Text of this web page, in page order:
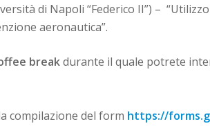
di Napoli “Federico II”) –
aeronautica”.
breakdurante il quale potrete
compilazione del form https://